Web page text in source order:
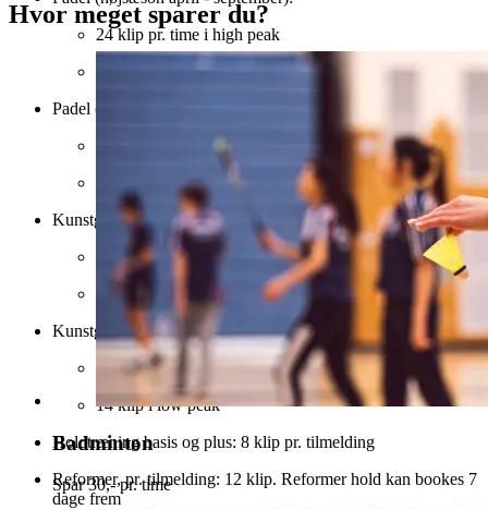
24 klip pr. time i high peak
16 klip pr. time i low peak
Padel (lavsæson oktober - marts):
20 klip pr. time i high peak
12 klip pr. time i low peak
Kunstgræsbaner (højsæson april–september):
34 klip i high peak
Kunstgræsbaner (lavsæson oktober–marts):
24 klip i high peak
14 klip i low peak
Holdtræning basis og plus: 8 klip pr. tilmelding
Reformer, pr. tilmelding: 12 klip. Reformer hold kan bookes 7
dage frem
Hvor meget sparer du?
Badminton
Spar 30,- pr. time